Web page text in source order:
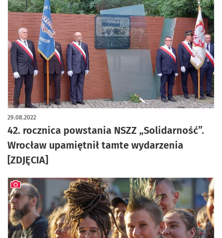
42. rocznica powstania NSZZ „Solidarność”.
Wrocław upamiętnił tamte wydarzenia
[ZDJĘCIA]
29.08.2022
artykuł z galerią zdjęć